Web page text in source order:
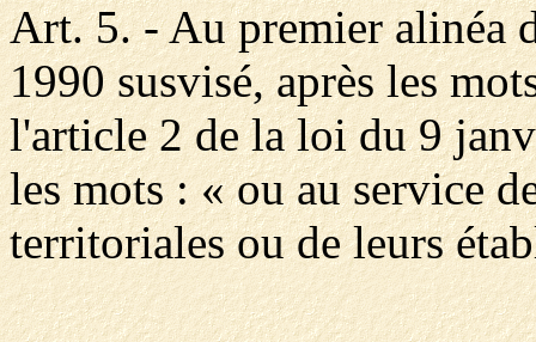
Art. 5. - Au premier alinéa
1990 susvisé, après les
l'article 2 de la loi du 9
les mots : « ou au service
territoriales ou de leurs